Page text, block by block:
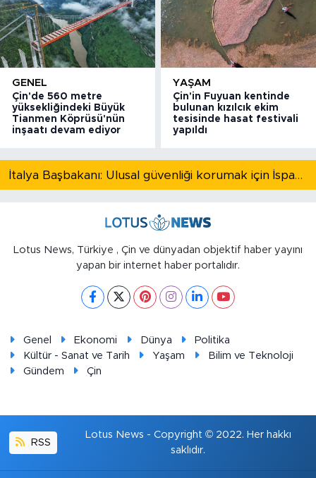
GENEL
Çin'de 560 metre
yüksekliğindeki Büyük
Tianmen Köprüsü'nün
inşaatı devam ediyor
YAŞAM
Çin'in Fuyuan kentinde
bulunan kızılcık ekim
tesisinde hasat festivali
yapıldı
İtalya Başbakanı: Ulusal güvenliği korumak için İspanya ile Schengen kapsamındaki serbest dolaşımı askıya alıyoruz
Lotus News, Türkiye , Çin ve dünyadan objektif haber yayını
yapan bir internet haber portalıdır.
Genel Ekonomi Dünya
Politika
Kültür - Sanat ve Tarih
Yaşam
Bilim ve Teknoloji
Gündem
Çin
RSS
Lotus News - Copyright © 2022. Her hakkı
saklıdır.